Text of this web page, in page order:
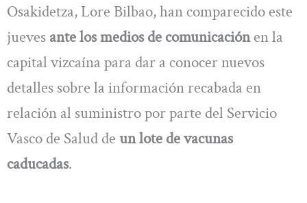
Osakidetza, Lore Bilbao, han comparecido este
jueves ante los medios de comunicaciónen la
capital vizcaína para dar a conocer nuevos
detalles sobre la información recabada en
relación al suministro por parte del Servicio
Vasco de Salud de un lote de vacunas
caducadas.